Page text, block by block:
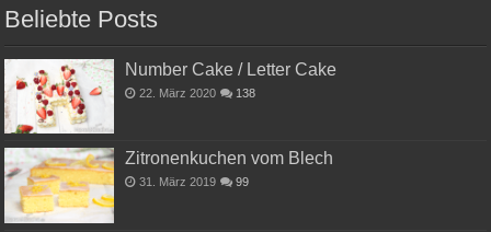
Beliebte Posts
Number Cake / Letter Cake
22. März 2020 138
Zitronenkuchen vom Blech
31. März 2019 99